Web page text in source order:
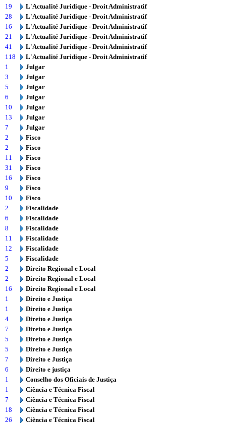
19
L'Actualité Juridique - Droit Administratif
28
L'Actualité Juridique - Droit Administratif
16
L'Actualité Juridique - Droit Administratif
21
L'Actualité Juridique - Droit Administratif
41
L'Actualité Juridique - Droit Administratif
118
L'Actualité Juridique - Droit Administratif
1
Julgar
3
Julgar
5
Julgar
6
Julgar
10
Julgar
13
Julgar
7
Julgar
2
Fisco
2
Fisco
11
Fisco
31
Fisco
16
Fisco
9
Fisco
10
Fisco
2
Fiscalidade
6
Fiscalidade
8
Fiscalidade
11
Fiscalidade
12
Fiscalidade
5
Fiscalidade
2
Direito Regional e Local
2
Direito Regional e Local
16
Direito Regional e Local
1
Direito e Justiça
1
Direito e Justiça
4
Direito e Justiça
7
Direito e Justiça
5
Direito e Justiça
5
Direito e Justiça
7
Direito e Justiça
6
Direito e justiça
1
Conselho dos Oficiais de Justiça
1
Ciência e Técnica Fiscal
7
Ciência e Técnica Fiscal
18
Ciência e Técnica Fiscal
26
Ciência e Técnica Fiscal